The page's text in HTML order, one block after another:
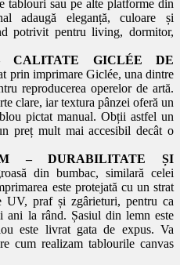
tablouri sau pe alte platforme din
adaugă eleganță, culoare și
potrivit pentru living, dormitor,
CALITATE GICLÉE DE
prin imprimare Giclée, una dintre
reproducerea operelor de artă.
clare, iar textura pânzei oferă un
pictat manual. Obții astfel un
preț mult mai accesibil decât o
– DURABILITATE ȘI
din bumbac, similară celei
este protejată cu un strat
UV, praf și zgârieturi, pentru ca
ani la rând. Șasiul din lemn este
este livrat gata de expus. Va
cum realizam tablourile canvas